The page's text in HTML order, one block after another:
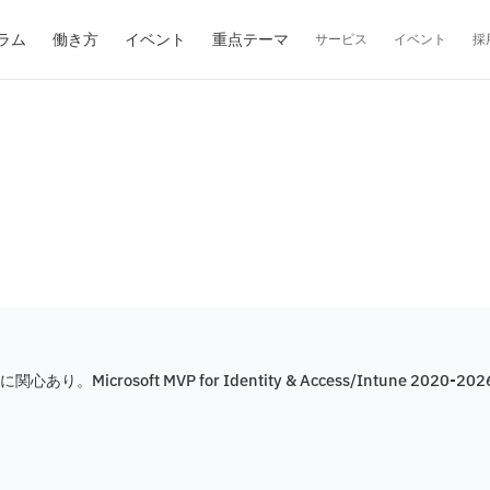
ム 働き方 イベント 重点テーマ サービス イベント 採
関心あり。Microsoft MVP for Identity & Access/Intune 2020-